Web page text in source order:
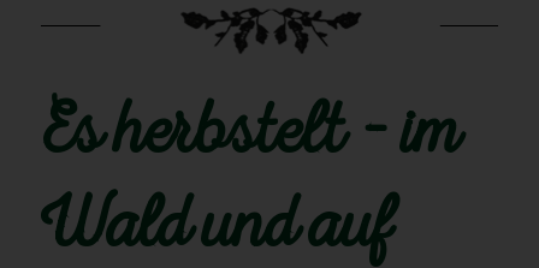
Es herbstelt – im
Wald und auf